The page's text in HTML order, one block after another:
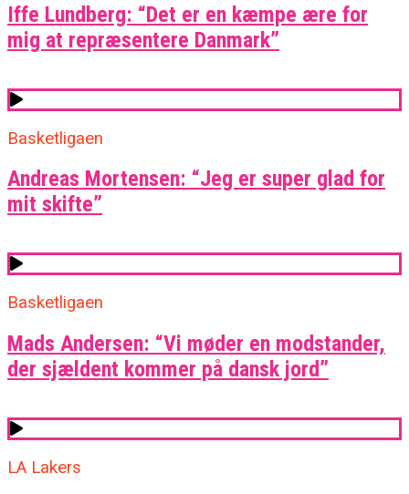
Iffe Lundberg: “Det er en kæmpe ære for
mig at repræsentere Danmark”
Basketligaen
Andreas Mortensen: “Jeg er super glad for
mit skifte”
Basketligaen
Mads Andersen: “Vi møder en modstander,
der sjældent kommer på dansk jord”
LA Lakers